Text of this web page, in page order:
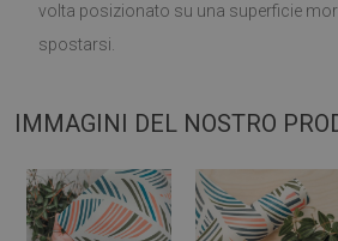
volta posizionato su una superficie
spostarsi.
IMMAGINI DEL NOSTRO